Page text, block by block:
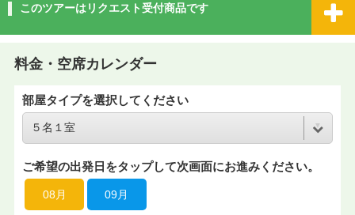
このツアーはリクエスト受付商品です
料金・空席カレンダー
部屋タイプを選択してください
ご希望の出発日をタップして次画面にお進みください。
08月 09月